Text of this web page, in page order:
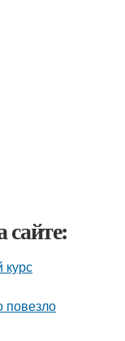
сайте:
повезло